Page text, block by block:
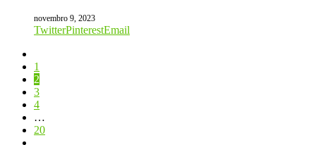
novembro 9, 2023
TwitterPinterestEmail
1
2
3
4
…
20